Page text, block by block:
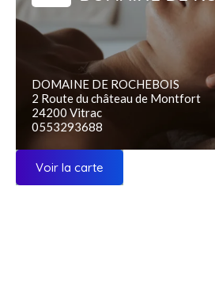
DOMAINE DE ROCHEBOIS
2 Route du château de Montfort
24200 Vitrac
0553293688
Voir la carte